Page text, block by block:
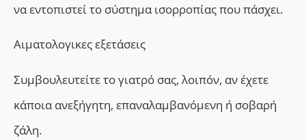
να εντοπιστεί το σύστημα ισορροπίας που πάσχει.
Aιματολογικες εξετάσεις
Συμβουλευτείτε το γιατρό σας, λοιπόν, αν έχετε
κάποια ανεξήγητη, επαναλαμβανόμενη ή σοβαρή
ζάλη.